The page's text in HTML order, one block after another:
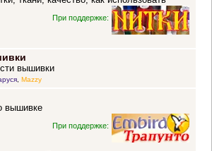
При поддержке:
вышивки
, Mazzy
вышивке
При поддержке: